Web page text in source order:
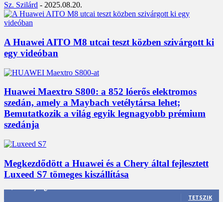
Sz. Szilárd - 2025.08.20.
A Huawei AITO M8 utcai teszt közben szivárgott ki
egy videóban
Huawei Maextro S800: a 852 lóerős elektromos
szedán, amely a Maybach vetélytársa lehet;
Bemutatkozik a világ egyik legnagyobb prémium
szedánja
Megkezdődött a Huawei és a Chery által fejlesztett
Luxeed S7 tömeges kiszállítása
TETSZIK